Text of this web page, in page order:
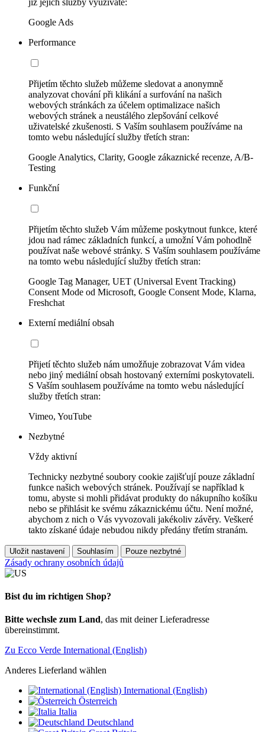
již jejich služby využíváte:
Google Ads
Performance
Přijetím těchto služeb můžeme sledovat a anonymně
analyzovat chování při klikání a surfování na našich
webových stránkách za účelem optimalizace našich
webových stránek a neustálého zlepšování celkové
uživatelské zkušenosti. S Vaším souhlasem používáme na
tomto webu následující služby třetích stran:
Google Analytics, Clarity, Google zákaznické recenze, A/B-
Testing
Funkční
Přijetím těchto služeb Vám můžeme poskytnout funkce, které
jdou nad rámec základních funkcí, a umožní Vám pohodlně
používat naše webové stránky. S Vaším souhlasem používáme
na tomto webu následující služby třetích stran:
Google Tag Manager, UET (Universal Event Tracking)
Consent Mode od Microsoft, Google Consent Mode, Klarna,
Freshchat
Externí mediální obsah
Přijetí těchto služeb nám umožňuje zobrazovat Vám videa
nebo jiný mediální obsah hostovaný externími poskytovateli.
S Vaším souhlasem používáme na tomto webu následující
služby třetích stran:
Vimeo, YouTube
Nezbytné
Vždy aktivní
Technicky nezbytné soubory cookie zajišťují pouze základní
funkce našich webových stránek. Používají se například k
tomu, abyste si mohli přidávat produkty do nákupního košíku
nebo se přihlásit ke svému zákaznickému účtu. Není možné,
abychom z nich o Vás vyvozovali jakékoliv závěry. Veškeré
takto získané údaje nebudou nikdy předány třetím stranám.
Uložit nastavení Souhlasím Pouze nezbytné
Zásady ochrany osobních údajů
Bist du im richtigen Shop?
Bitte wechsle zum Land, das mit deiner Lieferadresse
übereinstimmt.
Zu Ecco Verde International (English)
Anderes Lieferland wählen
International (English)
Österreich
Italia
Deutschland